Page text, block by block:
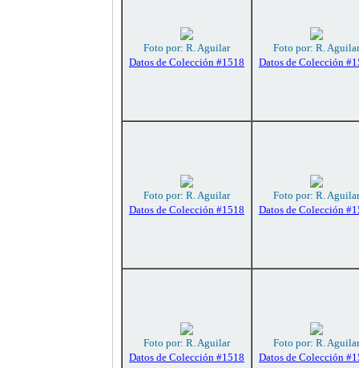
Foto por: R. Aguilar
Datos de Colección #1518
Foto por: R. Aguilar
Datos de Colección
Foto por: R. Aguilar
Datos de Colección #1518
Foto por: R. Aguilar
Datos de Colección
Foto por: R. Aguilar
Datos de Colección #1518
Foto por: R. Aguilar
Datos de Colección